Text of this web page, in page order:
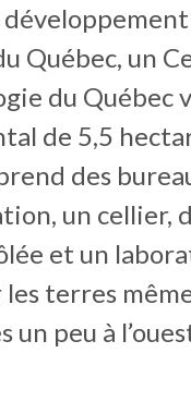
Québec, un
du Québec
de 5,5
des
un cellier,
et un
terres
un peu à